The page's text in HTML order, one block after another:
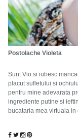
Postolache Violeta
Sunt Vio si iubesc
placut sufletului si
pentru mine adevarata
ingrediente putine si
bucataria mea virtuala